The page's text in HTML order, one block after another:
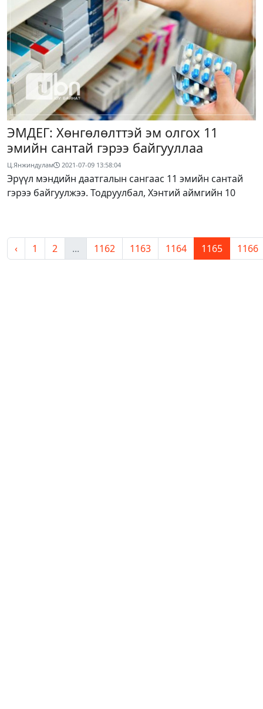
ЭМДЕГ: Хөнгөлөлттэй эм олгох 11
эмийн сантай гэрээ байгууллаа
Ц.Янжиндулам 2021-07-09 13:58:04
Эрүүл мэндийн даатгалын сангаас 11 эмийн сантай
гэрээ байгуулжээ. Тодруулбал, Хэнтий аймгийн 10
‹ 1 2 ... 1162 1163 1164 1165 1166